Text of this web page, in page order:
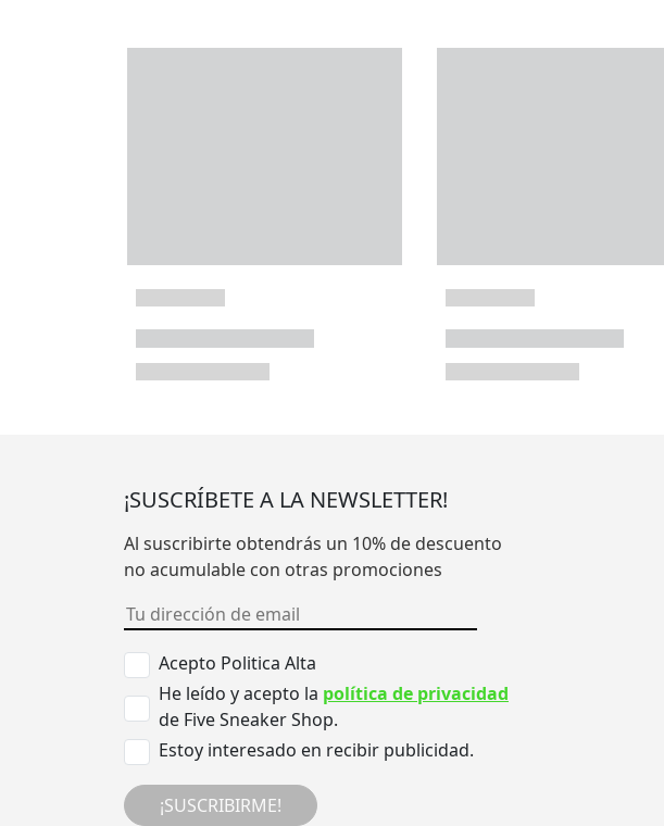
¡SUSCRÍBETE A LA NEWSLETTER!
Al suscribirte obtendrás un 10% de descuento
no acumulable con otras promociones
Acepto Politica Alta
He leído y acepto la política de privacidad
de Five Sneaker Shop.
Estoy interesado en recibir publicidad.
¡SUSCRIBIRME!